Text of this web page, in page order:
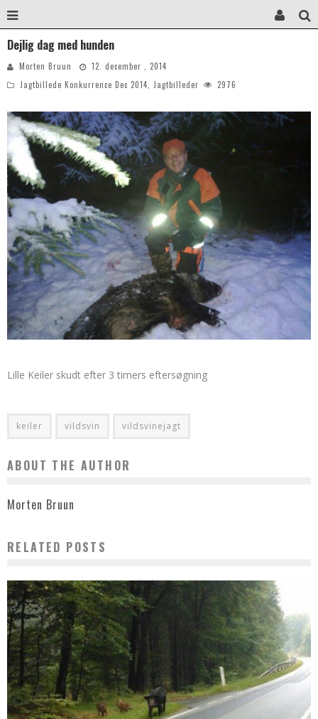
Dejlig dag med hunden
Morten Bruun
12. december , 2014
Jagtbillede Konkurrence Dec 2014
Jagtbilleder 2976
Lille Keiler skudt efter 3 timers eftersøgning
keiler vildsvin vildsvinejagt
ABOUT THE AUTHOR
Morten Bruun
RELATED POSTS